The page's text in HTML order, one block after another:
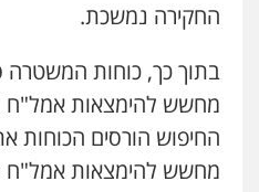
החקירה נמשכת.
בתוך כך, כוחות
מחשש להימצאות אמל"ח
החיפוש הורסים הכוחות
מחשש להימצאות אמל"ח
שני אלגרבלי
פלילי עורכי דין
0507120031